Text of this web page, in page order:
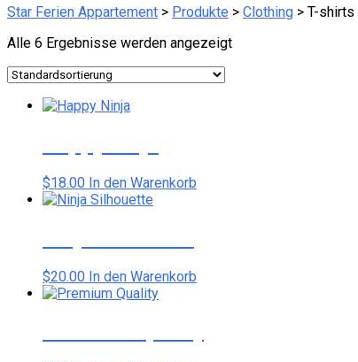
Star Ferien Appartement > Produkte > Clothing > T-shirts
Alle 6 Ergebnisse werden angezeigt
$18.00 In den Warenkorb
$20.00 In den Warenkorb